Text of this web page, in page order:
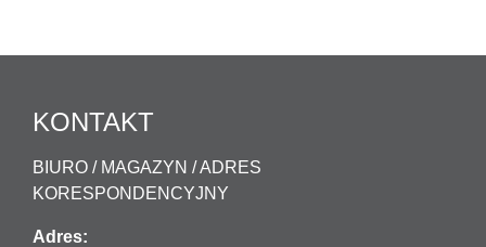
KONTAKT
BIURO / MAGAZYN / ADRES
KORESPONDENCYJNY
Adres: